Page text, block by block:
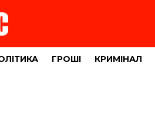
ГРОШІ КРИМІНАЛ